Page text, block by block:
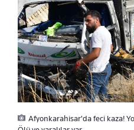
Afyonkarahisar'da feci kaza!